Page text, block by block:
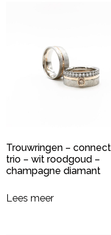
Trouwringen –
trio – wit roodgoud –
champagne diamant
Lees meer